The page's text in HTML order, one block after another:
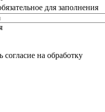
для заполнения
на обработку